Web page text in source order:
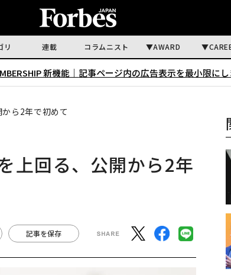
リ 連載 コラムニスト AWARD
新機能｜ 記事ページ内の広告表示を最小限に
ら2年で初めて
上回る、公開から2年
記事を保存